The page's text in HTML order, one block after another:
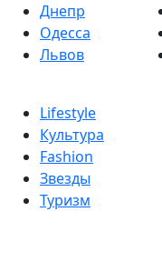
Днепр
Одесса
Львов
Lifestyle
Культура
Fashion
Звезды
Туризм